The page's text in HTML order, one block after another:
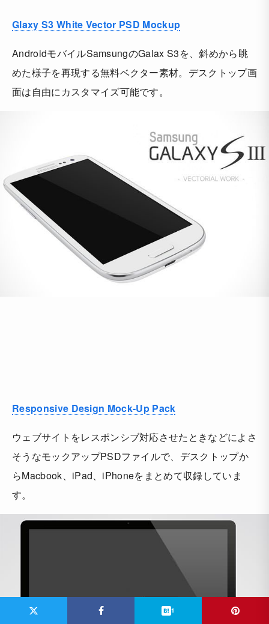
Glaxy S3 White Vector PSD Mockup
AndroidモバイルSamsungのGalax S3を、斜めから眺
めた様子を再現する無料ベクター素材。デスクトップ画
面は自由にカスタマイズ可能です。
Responsive Design Mock-Up Pack
ウェブサイトをレスポンシブ対応させたときなどによさ
そうなモックアップPSDファイルで、デスクトップか
らMacbook、iPad、iPhoneをまとめて収録していま
す。
1